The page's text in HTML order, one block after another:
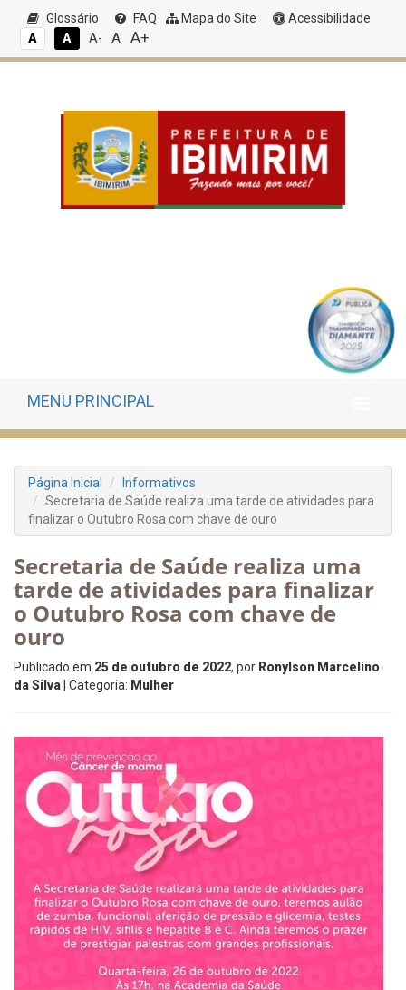
Glossário FAQ Mapa do Site
Acessibilidade
A
A A- A A+
MENU PRINCIPAL
Página Inicial
Informativos
Secretaria de Saúde realiza uma tarde de atividades para
finalizar o Outubro Rosa com chave de ouro
Secretaria de Saúde realiza uma
tarde de atividades para finalizar
o Outubro Rosa com chave de
ouro
Publicado em 25 de outubro de 2022, por Ronylson Marcelino
da Silva | Categoria: Mulher